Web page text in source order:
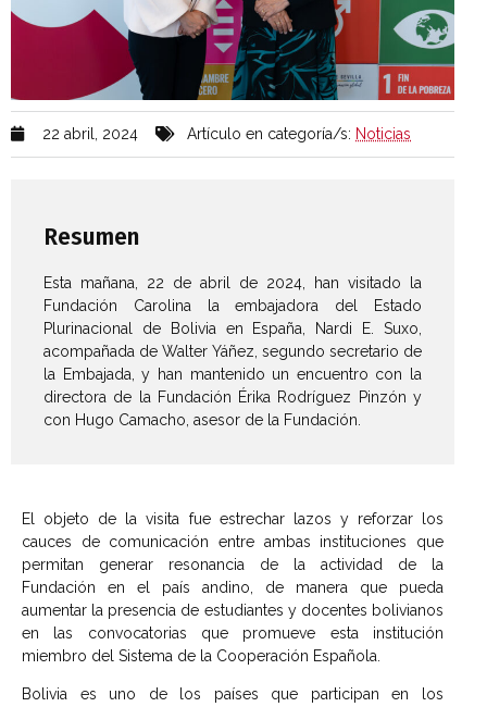
22 abril, 2024 Artículo en categoría/s: Noticias
Resumen
Esta mañana, 22 de abril de 2024, han visitado la
Fundación Carolina la embajadora del Estado
Plurinacional de Bolivia en España, Nardi E. Suxo,
acompañada de Walter Yáñez, segundo secretario de
la Embajada, y han mantenido un encuentro con la
directora de la Fundación Érika Rodríguez Pinzón y
con Hugo Camacho, asesor de la Fundación.
El objeto de la visita fue estrechar lazos y reforzar los
cauces de comunicación entre ambas instituciones que
permitan generar resonancia de la actividad de la
Fundación en el país andino, de manera que pueda
aumentar la presencia de estudiantes y docentes bolivianos
en las convocatorias que promueve esta institución
miembro del Sistema de la Cooperación Española.
Bolivia es uno de los países que participan en los